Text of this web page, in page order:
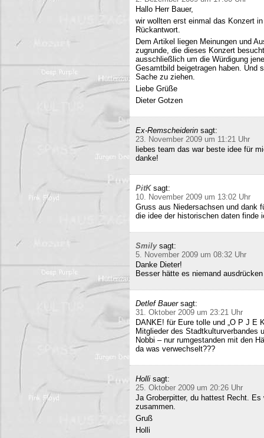
Hallo Herr Bauer,
wir wollten erst einmal das Konzert
Rückantwort.
Dem Artikel liegen Meinungen und
zugrunde, die dieses Konzert
ausschließlich um die Würdigung
Gesamtbild beigetragen haben. Und
Sache zu ziehen.
Liebe Grüße
Dieter Gotzen
Ex-Remscheiderin sagt:
23. November 2009 um 11:21 Uhr
liebes team das war beste idee für
danke!
PitK sagt:
10. November 2009 um 13:02 Uhr
Gruss aus Niedersachsen und dank
die idee der historischen daten finde
Smily sagt:
5. November 2009 um 08:32 Uhr
Danke Dieter!
Besser hätte es niemand
Detlef Bauer sagt:
31. Oktober 2009 um 23:21 Uhr
DANKE! für Eure tolle und „O P J E
Mitglieder des Stadtkulturverbandes
Nobbi – nur rumgestanden mit den
da was verwechselt???
Holli sagt:
25. Oktober 2009 um 20:26 Uhr
Ja Groberpitter, du hattest Recht.
zusammen.
Gruß
Holli